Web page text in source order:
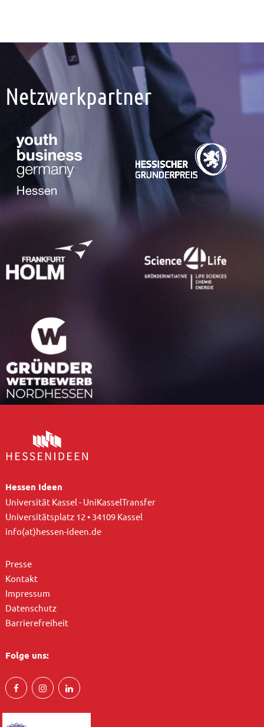
Netzwerkpartner
Hessen Ideen
Universität Kassel - UniKasselTransfer
Universitätsplatz 12 • 34109 Kassel
info(at)hessen-ideen.de
Presse
Kontakt
Impressum
Datenschutz
Barrierefreiheit
Folge uns: